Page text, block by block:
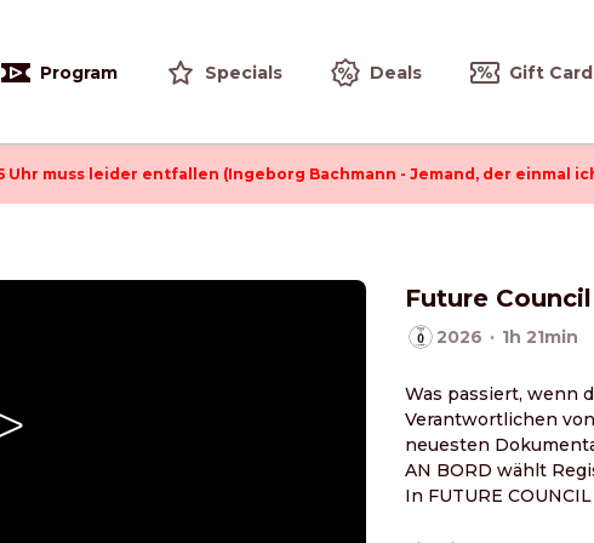
Program Specials Deals Gift
Uhr muss leider entfallen (Ingeborg Bachmann - Jemand, der einmal
Future Council
2026 · 1h 21min
Was passiert, wenn
Verantwortlichen
neuesten
AN BORD wählt
In FUTURE